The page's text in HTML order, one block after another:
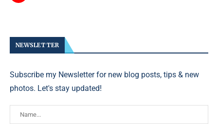
NEWSLETTER
Subscribe my Newsletter for new blog posts, tips & new
photos. Let's stay updated!